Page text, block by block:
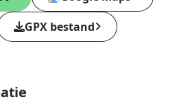
GPX bestand